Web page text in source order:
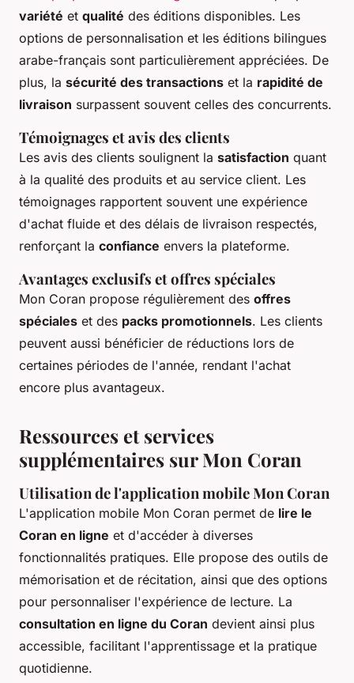
variété et qualité des éditions disponibles. Les
options de personnalisation et les éditions bilingues
arabe-français sont particulièrement appréciées. De
plus, la sécurité des transactions et la rapidité de
livraison surpassent souvent celles des concurrents.
Témoignages et avis des clients
Les avis des clients soulignent la satisfaction quant
à la qualité des produits et au service client. Les
témoignages rapportent souvent une expérience
d'achat fluide et des délais de livraison respectés,
renforçant la confiance envers la plateforme.
Avantages exclusifs et offres spéciales
Mon Coran propose régulièrement des offres
spéciales et des packs promotionnels. Les clients
peuvent aussi bénéficier de réductions lors de
certaines périodes de l'année, rendant l'achat
encore plus avantageux.
Ressources et services
supplémentaires sur Mon Coran
Utilisation de l'application mobile Mon Coran
L'application mobile Mon Coran permet de lire le
Coran en ligne et d'accéder à diverses
fonctionnalités pratiques. Elle propose des outils de
mémorisation et de récitation, ainsi que des options
pour personnaliser l'expérience de lecture. La
consultation en ligne du Coran devient ainsi plus
accessible, facilitant l'apprentissage et la pratique
quotidienne.